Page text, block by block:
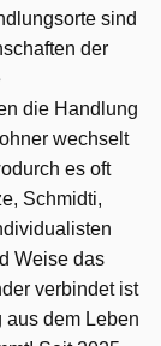
sind
der
die Handlung
wechselt
es oft
Schmidti,
Weise das
verbindet ist
aus dem Leben